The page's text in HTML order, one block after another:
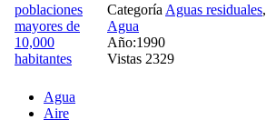
Categoría Aguas residuales,
Agua
Año:1990
Vistas 2329
Agua
Aire